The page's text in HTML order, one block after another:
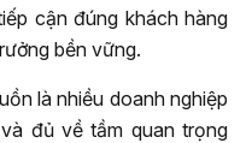
cận đúng khách hàng
bền vững.
là nhiều doanh nghiệp
đủ về tầm quan trọng